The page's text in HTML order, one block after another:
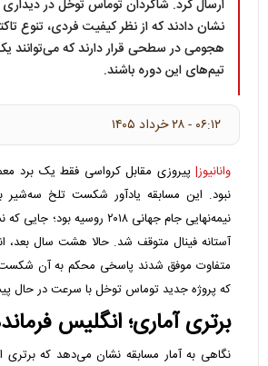
ارسال کرد. شاگردان توماس توخل در
نشان دادند که از نظر کیفیت فردی، تنوع
هجومی در سطحی قرار دارند که می‌توانند
تیم‌های این دوره باشند.
۰۶:۱۲ - ۲۸ خرداد ۱۴۰۵
وانانیوز| پیروزی مقابل کرواسی فقط یک برد
نبود. این مسابقه یادآور شکست تلخ سه‌شیر
نیمه‌نهایی جام جهانی ۲۰۱۸
آستانه فینال متوقف شد. حالا هشت سال بعد،
متفاوت موفق شدند پاسخی محکم به آن
که پروژه جدید توماس توخل با سرعت در حال
برتری آماری؛ انگلیس
نگاهی به آمار مسابقه نشان می‌دهد که برتری